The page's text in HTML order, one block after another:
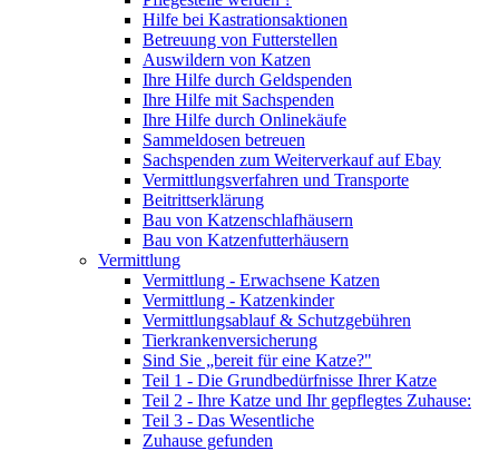
Hilfe bei Kastrationsaktionen
Betreuung von Futterstellen
Auswildern von Katzen
Ihre Hilfe durch Geldspenden
Ihre Hilfe mit Sachspenden
Ihre Hilfe durch Onlinekäufe
Sammeldosen betreuen
Sachspenden zum Weiterverkauf auf Ebay
Vermittlungsverfahren und Transporte
Beitrittserklärung
Bau von Katzenschlafhäusern
Bau von Katzenfutterhäusern
Vermittlung
Vermittlung - Erwachsene Katzen
Vermittlung - Katzenkinder
Vermittlungsablauf & Schutzgebühren
Tierkrankenversicherung
Sind Sie „bereit für eine Katze?"
Teil 1 - Die Grundbedürfnisse Ihrer Katze
Teil 2 - Ihre Katze und Ihr gepflegtes Zuhause:
Teil 3 - Das Wesentliche
Zuhause gefunden